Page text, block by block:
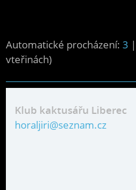
Automatické procházení: 3 |
vteřinách)
Klub kaktusářu Liberec
horaljiri@seznam.cz